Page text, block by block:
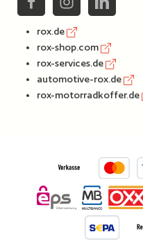
rox.de
rox-shop.com
rox-services.de
automotive-rox.de
rox-motorradkoffer.de